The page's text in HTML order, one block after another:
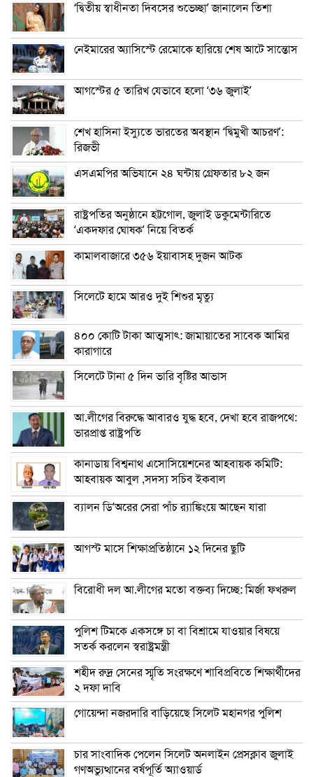
‘দ্বিতীয় স্বাধীনতা দিবসের শুভেচ্ছা’ জানালেন তিশা
নেইমারের অ্যাসিস্টে রেমোকে হারিয়ে শেষ আটে সান্তোস
আগস্টের ৫ তারিখ যেভাবে হলো ‘৩৬ জুলাই’
শেখ হাসিনা ইস্যুতে ভারতের অবস্থান ‘দ্বিমুখী আচরণ’:
রিজভী
এসএমপির অভিযানে ২৪ ঘন্টায় গ্রেফতার ৮২ জন
রাষ্ট্রপতির অনুষ্ঠানে হট্টগোল, জুলাই ডকুমেন্টারিতে
‘একদফার ঘোষক’ নিয়ে বিতর্ক
কামালবাজারে ৩৫৬ ইয়াবাসহ দুজন আটক
সিলেটে হামে আরও দুই শিশুর মৃত্যু
৪০০ কোটি টাকা আত্মসাৎ: জামায়াতের সাবেক আমির
কারাগারে
সিলেটে টানা ৫ দিন ভারি বৃষ্টির আভাস
আ.লীগের বিরুদ্ধে আবারও যুদ্ধ হবে, দেখা হবে রাজপথে:
ভারপ্রাপ্ত রাষ্ট্রপতি
কানাডায় বিশ্বনাথ এসোসিয়েশনের আহবায়ক কমিটি:
আহবায়ক আবুল ,সদস্য সচিব ইকবাল
ব্যালন ডি’অরের সেরা পাঁচ র‌্যাঙ্কিংয়ে আছেন যারা
আগস্ট মাসে শিক্ষাপ্রতিষ্ঠানে ১২ দিনের ছুটি
বিরোধী দল আ.লীগের মতো বক্তব্য দিচ্ছে: মির্জা ফখরুল
পুলিশ টিমকে একসঙ্গে চা বা বিশ্রামে যাওয়ার বিষয়ে
সতর্ক করলেন স্বরাষ্ট্রমন্ত্রী
শহীদ রুদ্র সেনের স্মৃতি সংরক্ষণে শাবিপ্রবিতে শিক্ষার্থীদের
২ দফা দাবি
গোয়েন্দা নজরদারি বাড়িয়েছে সিলেট মহানগর পুলিশ
চার সাংবাদিক পেলেন সিলেট অনলাইন প্রেসক্লাব জুলাই
গণঅভ্যুত্থানের বর্ষপূর্তি অ্যাওয়ার্ড